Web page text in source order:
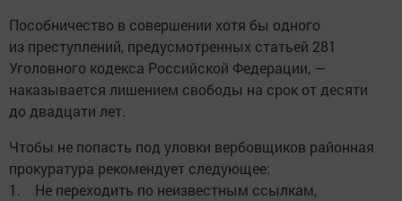
Пособничество в совершении хотя бы одного
из преступлений, предусмотренных статьей 281
Уголовного кодекса Российской Федерации, —
наказывается лишением свободы на срок от десяти
до двадцати лет.
Чтобы не попасть под уловки вербовщиков районная
прокуратура рекомендует следующее:
1. Не переходить по неизвестным ссылкам,